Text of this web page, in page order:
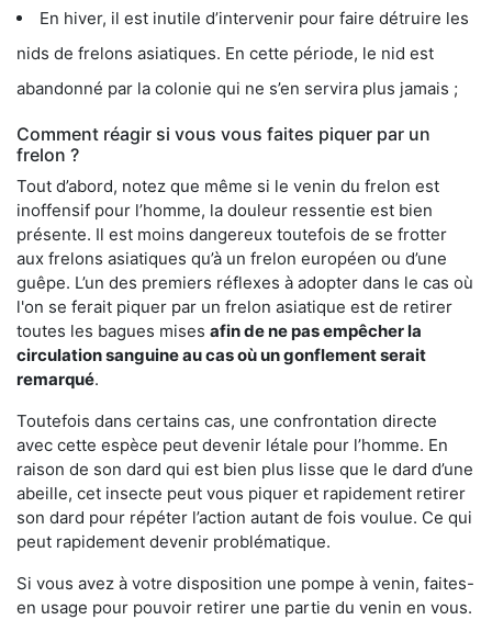
En hiver, il est inutile d’intervenir pour faire détruire les
nids de frelons asiatiques. En cette période, le nid est
abandonné par la colonie qui ne s’en servira plus jamais ;
Comment réagir si vous vous faites piquer par un
frelon ?
Tout d’abord, notez que même si le venin du frelon est
inoffensif pour l’homme, la douleur ressentie est bien
présente. Il est moins dangereux toutefois de se frotter
aux frelons asiatiques qu’à un frelon européen ou d’une
guêpe. L’un des premiers réflexes à adopter dans le cas où
l'on se ferait piquer par un frelon asiatique est de retirer
toutes les bagues mises afin de ne pas empêcher la
circulation sanguine au cas où un gonflement serait
remarqué.
Toutefois dans certains cas, une confrontation directe
avec cette espèce peut devenir létale pour l’homme. En
raison de son dard qui est bien plus lisse que le dard d’une
abeille, cet insecte peut vous piquer et rapidement retirer
son dard pour répéter l’action autant de fois voulue. Ce qui
peut rapidement devenir problématique.
Si vous avez à votre disposition une pompe à venin, faites-
en usage pour pouvoir retirer une partie du venin en vous.